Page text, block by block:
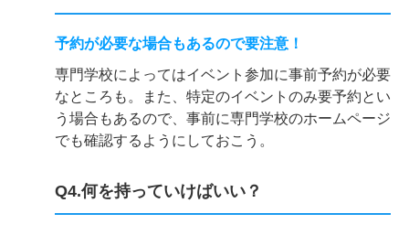
予約が必要な場合もあるので要注意！
専門学校によってはイベント参加に事前予約が必要
なところも。また、特定のイベントのみ要予約とい
う場合もあるので、事前に専門学校のホームページ
でも確認するようにしておこう。
Q4.何を持っていけばいい？